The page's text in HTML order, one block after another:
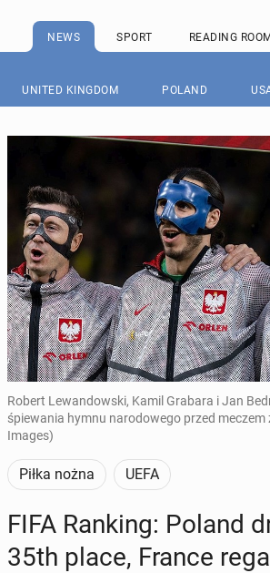
NEWS SPORT READING ROOM
UNITED KINGDOM POLAND
Robert Lewandowski, Kamil Grabara i Jan
śpiewania hymnu narodowego przed meczem
Images)
Piłka nożna UEFA
FIFA Ranking: Poland
35th place, France